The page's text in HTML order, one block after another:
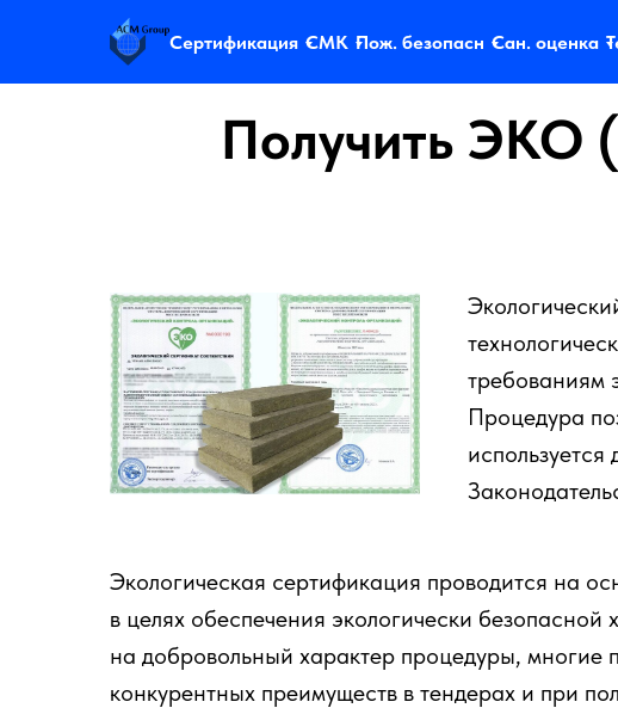
Сертификация СМК Пож. безопасн Сан. оценка
Получить ЭКО
требованиям
Процедура
Экологическая сертификация проводится на
в целях обеспечения экологически
на добровольный характер процедуры, многие
конкурентных преимуществ в тендерах и при